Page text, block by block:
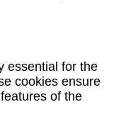
essential for the
cookies ensure
of the